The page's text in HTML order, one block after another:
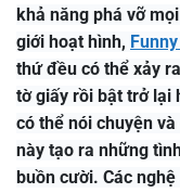
khả năng phá vỡ
giới hoạt hình,
thứ đều có thể xảy
tờ giấy rồi bật trở lại
có thể nói chuyện
này tạo ra những
buồn cười. Các